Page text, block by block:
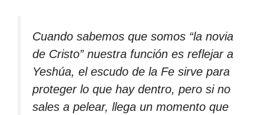
Cuando sabemos que somos “la novia
de Cristo” nuestra función es reflejar a
Yeshúa, el escudo de la Fe sirve para
proteger lo que hay dentro, pero si no
sales a pelear, llega un momento que